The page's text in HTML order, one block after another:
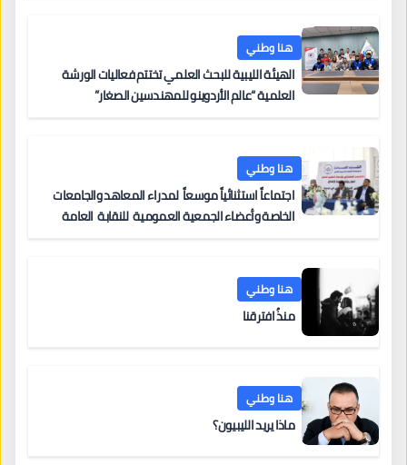
هنا وطني
الهيئة الليبية للبحث العلمي تختتم فعاليات الورشة
العلمية “عالم الأردوينو للمهندسين الصغار”
هنا وطني
اجتماعاً استثنائياً موسعاً لمدراء المعاهد والجامعات
الخاصة وأعضاء الجمعية العمومية للنقابة العامة
هنا وطني
منذُ افترقنا
هنا وطني
ماذا يريد الليبيون؟